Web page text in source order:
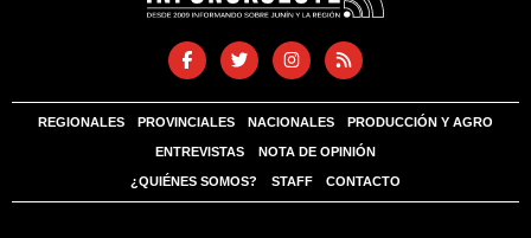
REGIONALES PROVINCIALES NACIONALES PRODUCCIÓN Y AGRO
ENTREVISTAS NOTA DE OPINIÓN
¿QUIÉNES SOMOS? STAFF CONTACTO